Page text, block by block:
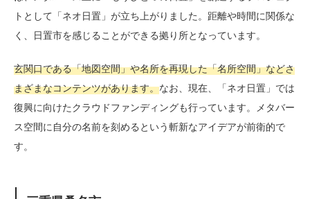
トとして「ネオ日置」が立ち上がりました。距離や時間に関係な
く、日置市を感じることができる拠り所となっています。
玄関口である「地図空間」や名所を再現した「名所空間」などさ
まざまなコンテンツがあります。なお、現在、「ネオ日置」では
復興に向けたクラウドファンディングも行っています。メタバー
ス空間に自分の名前を刻めるという斬新なアイデアが前衛的で
す。